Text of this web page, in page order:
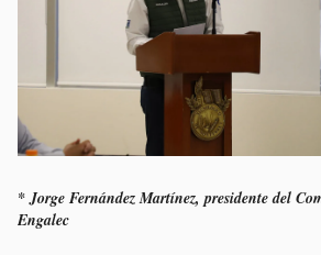
* Jorge Fernández Martínez, presidente del
Engalec